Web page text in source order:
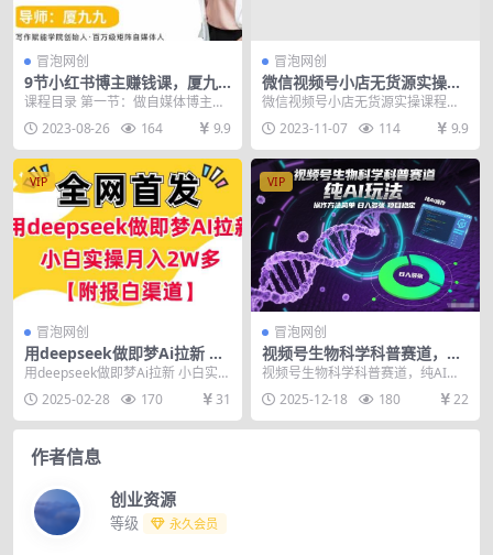
冒泡网创
9节小红书博主赚钱课，厦九
九老师直播录制亲授，带你入
门小红书，月入过万
课程目录 第一节：做自媒体博主需
要哪些软硬件条件？ 第二节：如何
打造个人IP？人...
2023-08-26 164 9.9
冒泡网创
微信视频号小店无货源实操课
程，​不囤货·不刷单·多种运营
方法·开店卖货全流程
微信视频号小店无货源实操课程，​
不囤货·不刷单·多种运营方法·开店
卖货全流程 课...
2023-11-07 114 9.9
VIP
冒泡网创
用deepseek做即梦Ai拉新 小
白实操月入过W+【附报白渠
用deepseek做即梦Ai拉新 小白实操
月入过W+【附报白渠道】 即梦AI
抖音...2025-02-28 170 31
VIP
冒泡网创
视频号生物科学科普赛道，纯
AI玩法，操作方法简单，日入
视频号生物科学科普赛道，纯AI玩
法，操作方法简单，日入多张，项
目稳定 项目介绍：...
2025-12-18 180 22
作者信息
创业资源
等级 永久会员